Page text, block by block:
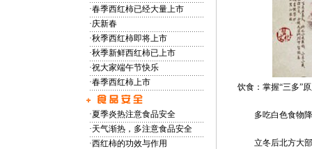
·春季西红柿已经大量上市
·庆新春
·秋季西红柿即将上市
·秋季新鲜西红柿已上市
·祝大家端午节快乐
·春季西红柿上市
·夏季炎热注意食品安全
·天气渐热，多注意食品安全
·西红柿的功效与作用
饮食：掌握“三多”
多吃白色食物
立冬后北方大部